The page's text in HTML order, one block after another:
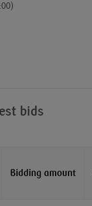
bids
Bidding amount